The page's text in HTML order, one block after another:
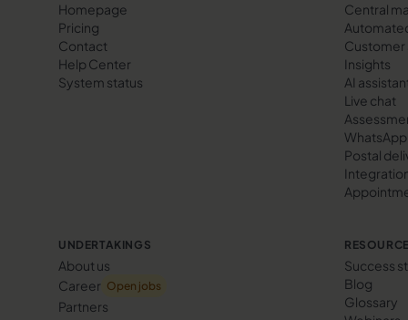
Homepage
Pricing
Contact
Help Center
System status
Central
Customer
Insights
AI
Live chat
Postal
UNDERTAKINGS
About us
Career Open jobs
Partners
Success
Blog
Glossary